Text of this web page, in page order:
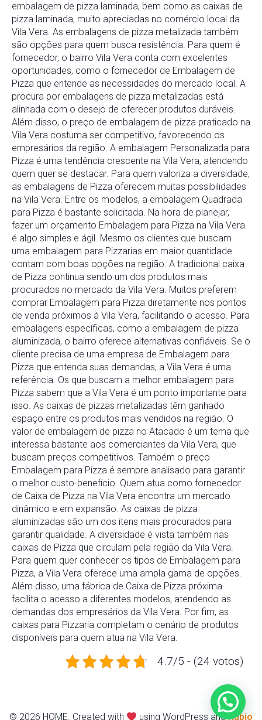
embalagem de pizza laminada, bem como as caixas de
pizza laminada, muito apreciadas no comércio local da
Vila Vera. As embalagens de pizza metalizada também
são opções para quem busca resistência. Para quem é
fornecedor, o bairro Vila Vera conta com excelentes
oportunidades, como o fornecedor de Embalagem de
Pizza que entende as necessidades do mercado local. A
procura por embalagens de pizza metalizadas está
alinhada com o desejo de oferecer produtos duráveis.
Além disso, o preço de embalagem de pizza praticado na
Vila Vera costuma ser competitivo, favorecendo os
empresários da região. A embalagem Personalizada para
Pizza é uma tendência crescente na Vila Vera, atendendo
quem quer se destacar. Para quem valoriza a diversidade,
as embalagens de Pizza oferecem muitas possibilidades
na Vila Vera. Entre os modelos, a embalagem Quadrada
para Pizza é bastante solicitada. Na hora de planejar,
fazer um orçamento Embalagem para Pizza na Vila Vera
é algo simples e ágil. Mesmo os clientes que buscam
uma embalagem para Pizzarias em maior quantidade
contam com boas opções na região. A tradicional caixa
de Pizza continua sendo um dos produtos mais
procurados no mercado da Vila Vera. Muitos preferem
comprar Embalagem para Pizza diretamente nos pontos
de venda próximos à Vila Vera, facilitando o acesso. Para
embalagens específicas, como a embalagem de pizza
aluminizada, o bairro oferece alternativas confiáveis. Se o
cliente precisa de uma empresa de Embalagem para
Pizza que entenda suas demandas, a Vila Vera é uma
referência. Os que buscam a melhor embalagem para
Pizza sabem que a Vila Vera é um ponto importante para
isso. As caixas de pizzas metalizadas têm ganhado
espaço entre os produtos mais vendidos na região. O
valor de embalagem de pizza no Atacado é um tema que
interessa bastante aos comerciantes da Vila Vera, que
buscam preços competitivos. Também o preço
Embalagem para Pizza é sempre analisado para garantir
o melhor custo-benefício. Quem atua como fornecedor
de Caixa de Pizza na Vila Vera encontra um mercado
dinâmico e em expansão. As caixas de pizza
aluminizadas são um dos itens mais procurados para
garantir qualidade. A diversidade é vista também nas
caixas de Pizza que circulam pela região da Vila Vera.
Para quem quer conhecer os tipos de Embalagem para
Pizza, a Vila Vera oferece uma ampla gama de opções.
Além disso, uma fábrica de Caixa de Pizza próxima
facilita o acesso a diferentes modelos, atendendo as
demandas dos empresários da Vila Vera. Por fim, as
caixas para Pizzaria completam o cenário de produtos
disponíveis para quem atua na Vila Vera.
4.7/5 - (24 votos)
© 2026 HOME. Created with using WordPress andKubio